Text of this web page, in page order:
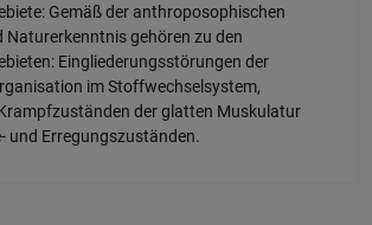
Gemäß der anthroposophischen
Naturerkenntnis gehören zu den
Eingliederungsstörungen der
im Stoffwechselsystem,
der glatten Muskulatur
und Erregungszuständen.